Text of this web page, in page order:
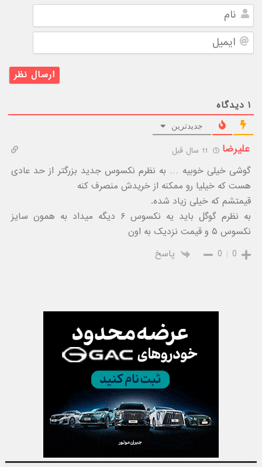
نام
ایمیل
۱ دیدگاه
جدیدترین
علیرضا
گوشی خیلی خوبیه … به نظرم نکسوس جدید بزرگتر از حد عادی
هست که خیلیا رو ممکنه از خریدش منصرف کنه
قیمتشم که خیلی زیاد شده.
به نظرم گوگل باید یه نکسوس ۶ دیگه میداد به همون سایز
نکسوس ۵ و قیمت نزدیک به اون
0
0 پاسخ